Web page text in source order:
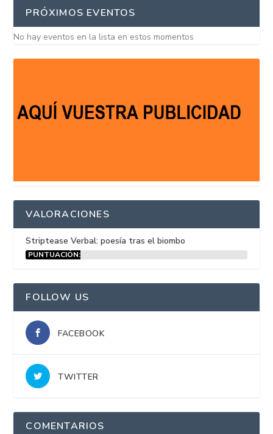
PRÓXIMOS EVENTOS
No hay eventos en la lista en estos momentos
VALORACIONES
Striptease Verbal: poesía tras el biombo
PUNTUACIÓN:
FOLLOW US
FACEBOOK
TWITTER
COMENTARIOS